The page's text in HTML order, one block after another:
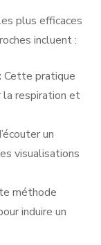
plus efficaces
incluent :
Cette pratique
la respiration et
un
visualisations
méthode
induire un